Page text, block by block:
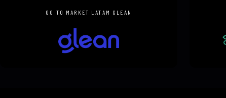
GO TO MARKET LATAM GLEAN